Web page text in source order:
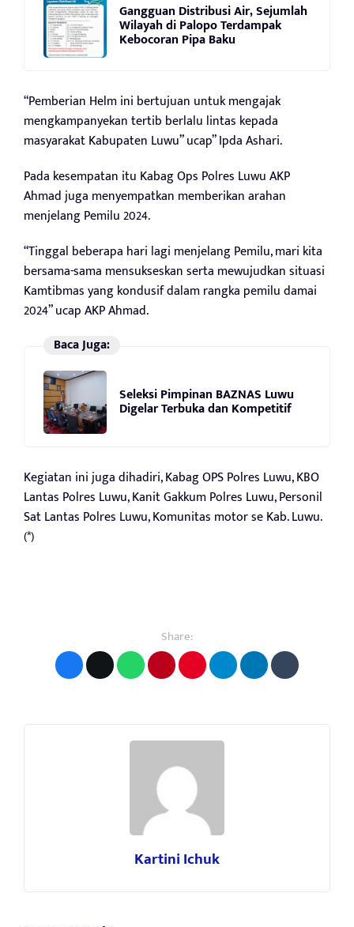
Gangguan Distribusi Air, Sejumlah
Wilayah di Palopo Terdampak
Kebocoran Pipa Baku
“Pemberian Helm ini bertujuan untuk mengajak
mengkampanyekan tertib berlalu lintas kepada
masyarakat Kabupaten Luwu” ucap” Ipda Ashari.
Pada kesempatan itu Kabag Ops Polres Luwu AKP
Ahmad juga menyempatkan memberikan arahan
menjelang Pemilu 2024.
“Tinggal beberapa hari lagi menjelang Pemilu, mari kita
bersama-sama mensukseskan serta mewujudkan situasi
Kamtibmas yang kondusif dalam rangka pemilu damai
2024” ucap AKP Ahmad.
Baca Juga:
Seleksi Pimpinan BAZNAS Luwu
Digelar Terbuka dan Kompetitif
Kegiatan ini juga dihadiri, Kabag OPS Polres Luwu, KBO
Lantas Polres Luwu, Kanit Gakkum Polres Luwu, Personil
Sat Lantas Polres Luwu, Komunitas motor se Kab. Luwu.
(*)
Share:
Kartini Ichuk